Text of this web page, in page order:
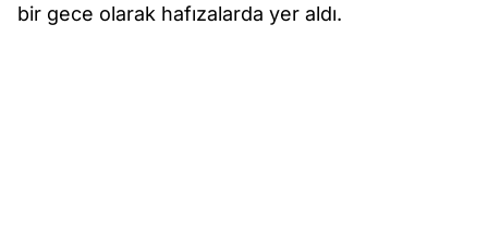
bir gece olarak hafızalarda yer aldı.